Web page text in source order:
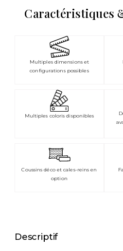
Caractéristiques
Multiples dimensions et
configurations possibles
Multiples coloris disponibles
Coussins déco et cales-reins en
option
Descriptif